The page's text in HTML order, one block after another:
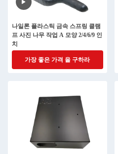
나일론 플라스틱 금속 스프링 클램
프 사진 나무 작업 A 모양 2/4/6/9 인
치
가장 좋은 가격 을 구하라